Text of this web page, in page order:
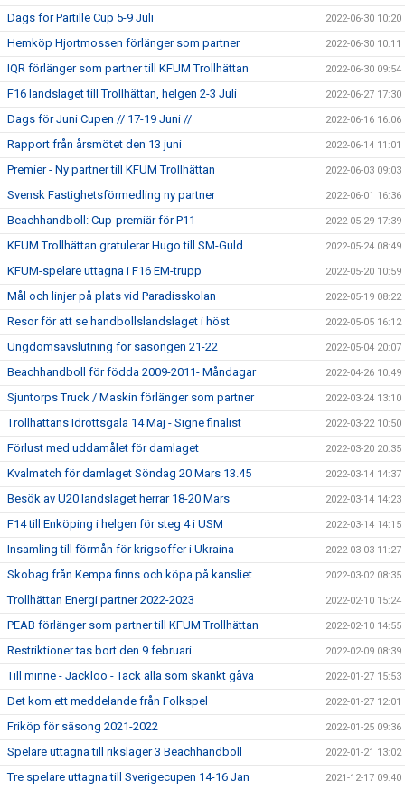
Dags för Partille Cup 5-9 Juli 2022-06-30 10:20
Hemköp Hjortmossen förlänger som partner 2022-06-30 10:11
IQR förlänger som partner till KFUM Trollhättan 2022-06-30 09:54
F16 landslaget till Trollhättan, helgen 2-3 Juli 2022-06-27 17:30
Dags för Juni Cupen // 17-19 Juni // 2022-06-16 16:06
Rapport från årsmötet den 13 juni 2022-06-14 11:01
Premier - Ny partner till KFUM Trollhättan 2022-06-03 09:03
Svensk Fastighetsförmedling ny partner 2022-06-01 16:36
Beachhandboll: Cup-premiär för P11 2022-05-29 17:39
KFUM Trollhättan gratulerar Hugo till SM-Guld 2022-05-24 08:49
KFUM-spelare uttagna i F16 EM-trupp 2022-05-20 10:59
Mål och linjer på plats vid Paradisskolan 2022-05-19 08:22
Resor för att se handbollslandslaget i höst 2022-05-05 16:12
Ungdomsavslutning för säsongen 21-22 2022-05-04 20:07
Beachhandboll för födda 2009-2011- Måndagar 2022-04-26 10:49
Sjuntorps Truck / Maskin förlänger som partner 2022-03-24 13:10
Trollhättans Idrottsgala 14 Maj - Signe finalist 2022-03-22 10:50
Förlust med uddamålet för damlaget 2022-03-20 20:35
Kvalmatch för damlaget Söndag 20 Mars 13.45 2022-03-14 14:37
Besök av U20 landslaget herrar 18-20 Mars 2022-03-14 14:23
F14 till Enköping i helgen för steg 4 i USM 2022-03-14 14:15
Insamling till förmån för krigsoffer i Ukraina 2022-03-03 11:27
Skobag från Kempa finns och köpa på kansliet 2022-03-02 08:35
Trollhättan Energi partner 2022-2023 2022-02-10 15:24
PEAB förlänger som partner till KFUM Trollhättan 2022-02-10 14:55
Restriktioner tas bort den 9 februari 2022-02-09 08:39
Till minne - Jackloo - Tack alla som skänkt gåva 2022-01-27 15:53
Det kom ett meddelande från Folkspel 2022-01-27 12:01
Friköp för säsong 2021-2022 2022-01-25 09:36
Spelare uttagna till riksläger 3 Beachhandboll 2022-01-21 13:02
Tre spelare uttagna till Sverigecupen 14-16 Jan 2021-12-17 09:40